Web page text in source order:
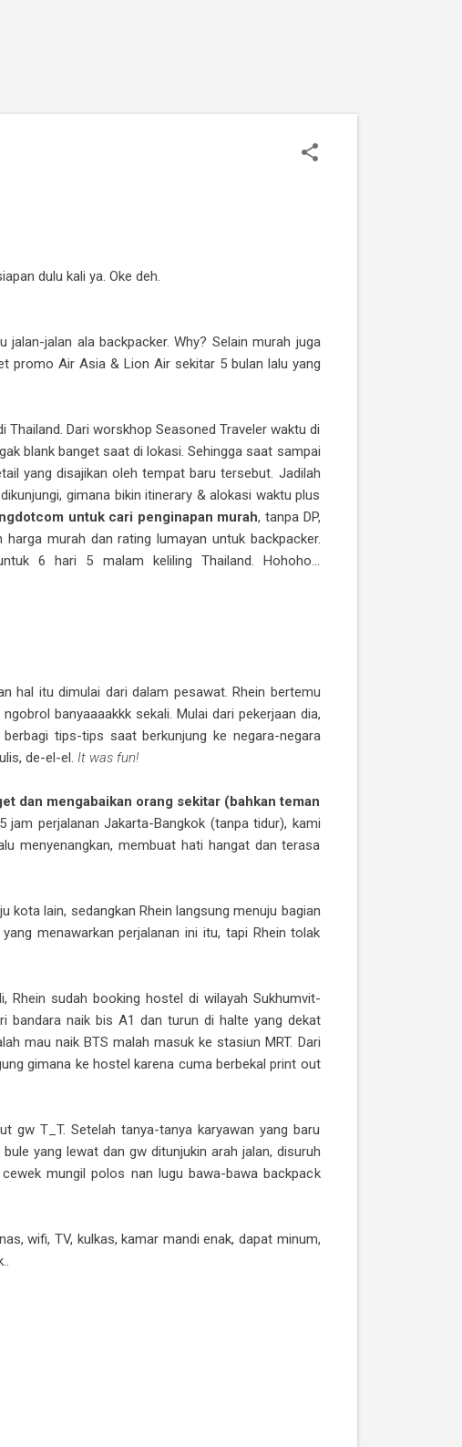
dulu kali ya. Oke deh.
jalan ala backpacker. Why? Selain murah juga
promo Air Asia & Lion Air sekitar 5 bulan lalu yang
Dari worskhop Seasoned Traveler waktu di
blank banget saat di lokasi. Sehingga saat sampai
yang disajikan oleh tempat baru tersebut. Jadilah
gimana bikin itinerary & alokasi waktu plus
untuk cari penginapan murah, tanpa DP,
murah dan rating lumayan untuk backpacker.
6 hari 5 malam keliling Thailand. Hohoho...
hal itu dimulai dari dalam pesawat. Rhein bertemu
banyaaaakkk sekali. Mulai dari pekerjaan dia,
tips-tips saat berkunjung ke negara-negara
de-el-el. It was fun!
dan mengabaikan orang sekitar (bahkan teman
jam perjalanan Jakarta-Bangkok (tanpa tidur), kami
menyenangkan, membuat hati hangat dan terasa
kota lain, sedangkan Rhein langsung menuju bagian
menawarkan perjalanan ini itu, tapi Rhein tolak
Rhein sudah booking hostel di wilayah Sukhumvit-
bandara naik bis A1 dan turun di halte yang dekat
mau naik BTS malah masuk ke stasiun MRT. Dari
gimana ke hostel karena cuma berbekal print out
gw T_T. Setelah tanya-tanya karyawan yang baru
yang lewat dan gw ditunjukin arah jalan, disuruh
mungil polos nan lugu bawa-bawa backpack
wifi, TV, kulkas, kamar mandi enak, dapat minum,